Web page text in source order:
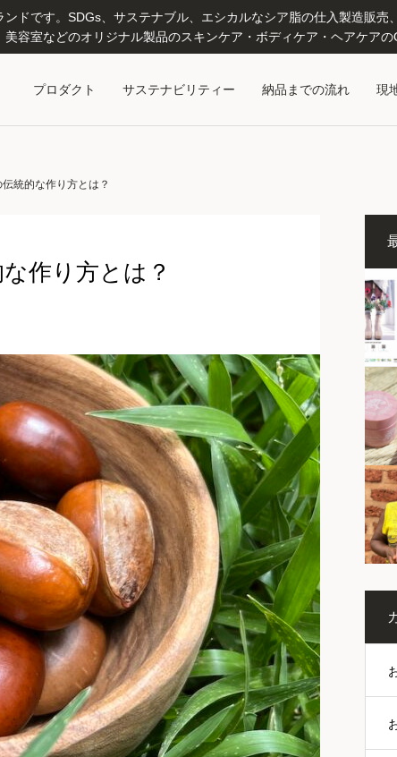
ドです。SDGs、サステナブル、エシカルなシア脂の仕入製造販売
容室などのオリジナル製品のスキンケア・ボディケア・ヘアケアの
プロダクト サステナビリティー 納品までの流れ 現
統的な作り方とは？
作り方とは？